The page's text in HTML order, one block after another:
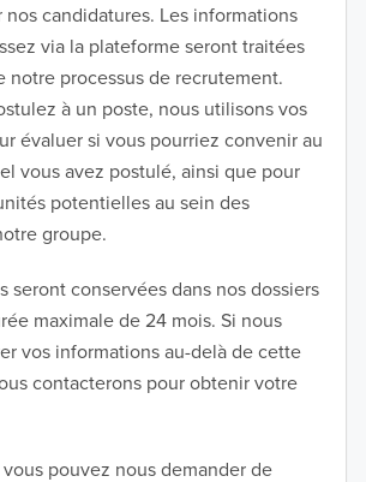
candidatures. Les informations
via la plateforme seront traitées
notre processus de recrutement.
à un poste, nous utilisons vos
évaluer si vous pourriez convenir au
vous avez postulé, ainsi que pour
potentielles au sein des
groupe.
seront conservées dans nos dossiers
maximale de 24 mois. Si nous
vos informations au-delà de cette
contacterons pour obtenir votre
pouvez nous demander de